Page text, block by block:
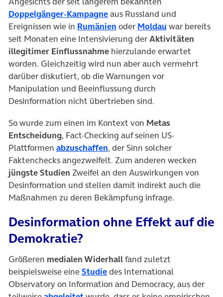
Doppelgänger-Kampagne(öffnet in neuem Tab)
aus Russland und
Ereignissen wie in Rumänien (öffnet in neuem Tab)
oder Moldau (öffnet in
war bereits
seit Monaten eine Intensivierung derAktivitäten
illegitimer Einflussnahme hierzulande erwartet
worden. Gleichzeitig wird nun aber auch vermehrt
darüber diskutiert, ob die Warnungen vor
Manipulation und Beeinflussung durch
Desinformation nicht übertrieben sind.
So wurde zum einen im Kontext von Metas
Entscheidung, Fact-Checking auf seinen US-
Plattformen abzuschaffen(öffnet in neuem Tab)
, der Sinn solcher
Faktenchecks angezweifelt. Zum anderen wecken
jüngste Studien Zweifel an den Auswirkungen von
Desinformation und stellen damit indirekt auch die
Maßnahmen zu deren Bekämpfung infrage.
Desinformation ohne Effekt auf die
Demokratie?
Größeren medialen Widerhallfand zuletzt
beispielsweise eineStudie(öffnet in neuem Tab)
des International
Observatory on Information and Democracy, aus der